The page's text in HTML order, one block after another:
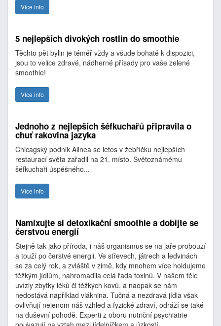
Více info
5 nejlepších divokých rostlin do smoothie
Těchto pět bylin je téměř vždy a všude bohatě k dispozici,
jsou to velice zdravé, nádherné přísady pro vaše zelené
smoothie!
Více info
Jednoho z nejlepších šéfkuchařů připravila o
chuť rakovina jazyka
Chicagský podnik Alinea se letos v žebříčku nejlepších
restaurací světa zařadil na 21. místo. Světoznámému
šéfkuchaři úspěšného...
Více info
Namixujte si detoxikační smoothie a dobijte se
čerstvou energií
Stejně tak jako příroda, i náš organismus se na jaře probouzí
a touží po čerstvé energii. Ve střevech, játrech a ledvinách
se za celý rok, a zvláště v zimě, kdy mnohem více holdujeme
těžkým jídlům, nahromadila celá řada toxinů. V našem těle
uvízly zbytky léků či těžkých kovů, a naopak se nám
nedostává například vláknina. Tučná a nezdravá jídla však
ovlivňují nejenom náš vzhled a fyzické zdraví, odráží se také
na duševní pohodě. Experti z oboru nutriční psychiatrie